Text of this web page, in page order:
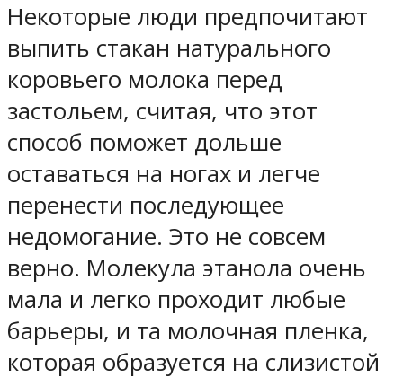
Некоторые люди предпочитают
выпить стакан натурального
коровьего молока перед
застольем, считая, что этот
способ поможет дольше
оставаться на ногах и легче
перенести последующее
недомогание. Это не совсем
верно. Молекула этанола очень
мала и легко проходит любые
барьеры, и та молочная пленка,
которая образуется на слизистой